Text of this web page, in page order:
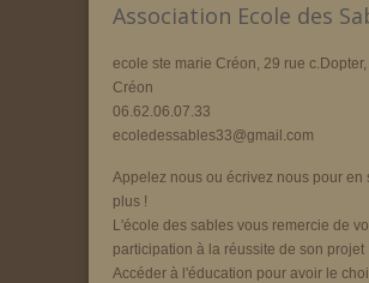
Association Ecole des
ecole ste marie Créon, 29 rue
Créon
06.62.06.07.33
ecoledessables33@gmail.com
Appelez nous ou écrivez nous pour en
plus !
L'école des sables vous remercie de
participation à la réussite de son projet
Accéder à l'éducation pour avoir le